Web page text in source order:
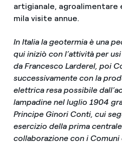
artigianale,
mila visite annue.
In Italia la geotermia è una
qui iniziò con l’attività per
da Francesco Larderel, poi
successivamente con la
elettrica resa possibile
lampadine nel luglio 1904
Principe Ginori Conti, cui
esercizio della prima
collaborazione con i Comuni